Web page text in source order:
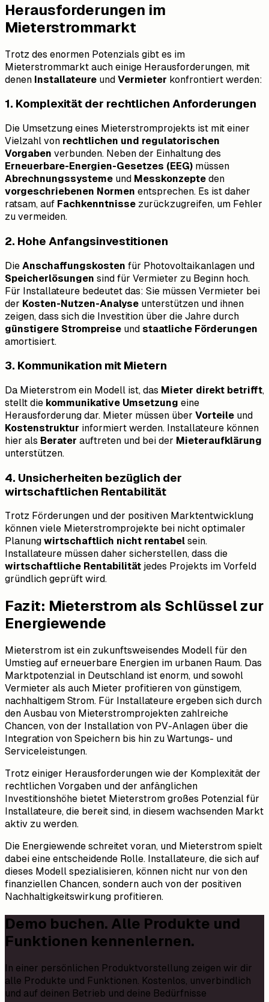
Herausforderungen im
Mieterstrommarkt
Trotz des enormen Potenzials gibt es im
Mieterstrommarkt auch einige Herausforderungen, mit
denen Installateure und Vermieter konfrontiert werden:
1. Komplexität der rechtlichen Anforderungen
Die Umsetzung eines Mieterstromprojekts ist mit einer
Vielzahl von rechtlichen und regulatorischen
Vorgaben verbunden. Neben der Einhaltung des
Erneuerbare-Energien-Gesetzes (EEG) müssen
Abrechnungssysteme und Messkonzepte den
vorgeschriebenen Normen entsprechen. Es ist daher
ratsam, auf Fachkenntnisse zurückzugreifen, um Fehler
zu vermeiden.
2. Hohe Anfangsinvestitionen
Die Anschaffungskosten für Photovoltaikanlagen und
Speicherlösungen sind für Vermieter zu Beginn hoch.
Für Installateure bedeutet das: Sie müssen Vermieter bei
der Kosten-Nutzen-Analyse unterstützen und ihnen
zeigen, dass sich die Investition über die Jahre durch
günstigere Strompreise und staatliche Förderungen
amortisiert.
3. Kommunikation mit Mietern
Da Mieterstrom ein Modell ist, das Mieter direkt betrifft,
stellt die kommunikative Umsetzung eine
Herausforderung dar. Mieter müssen über Vorteile und
Kostenstruktur informiert werden. Installateure können
hier als Berater auftreten und bei der Mieteraufklärung
unterstützen.
4. Unsicherheiten bezüglich der
wirtschaftlichen Rentabilität
Trotz Förderungen und der positiven Marktentwicklung
können viele Mieterstromprojekte bei nicht optimaler
Planung wirtschaftlich nicht rentabel sein.
Installateure müssen daher sicherstellen, dass die
wirtschaftliche Rentabilität jedes Projekts im Vorfeld
gründlich geprüft wird.
Fazit: Mieterstrom als Schlüssel zur
Energiewende
Mieterstrom ist ein zukunftsweisendes Modell für den
Umstieg auf erneuerbare Energien im urbanen Raum. Das
Marktpotenzial in Deutschland ist enorm, und sowohl
Vermieter als auch Mieter profitieren von günstigem,
nachhaltigem Strom. Für Installateure ergeben sich durch
den Ausbau von Mieterstromprojekten zahlreiche
Chancen, von der Installation von PV-Anlagen über die
Integration von Speichern bis hin zu Wartungs- und
Serviceleistungen.
Trotz einiger Herausforderungen wie der Komplexität der
rechtlichen Vorgaben und der anfänglichen
Investitionshöhe bietet Mieterstrom großes Potenzial für
Installateure, die bereit sind, in diesem wachsenden Markt
aktiv zu werden.
Die Energiewende schreitet voran, und Mieterstrom spielt
dabei eine entscheidende Rolle. Installateure, die sich auf
dieses Modell spezialisieren, können nicht nur von den
finanziellen Chancen, sondern auch von der positiven
Nachhaltigkeitswirkung profitieren.
Demo buchen. Alle Produkte und
Funktionen kennenlernen.
In einer persönlichen Produktvorstellung zeigen wir dir
alle Produkte und Funktionen. Kostenlos, unverbindlich
und auf deinen Betrieb und deine Bedürfnisse